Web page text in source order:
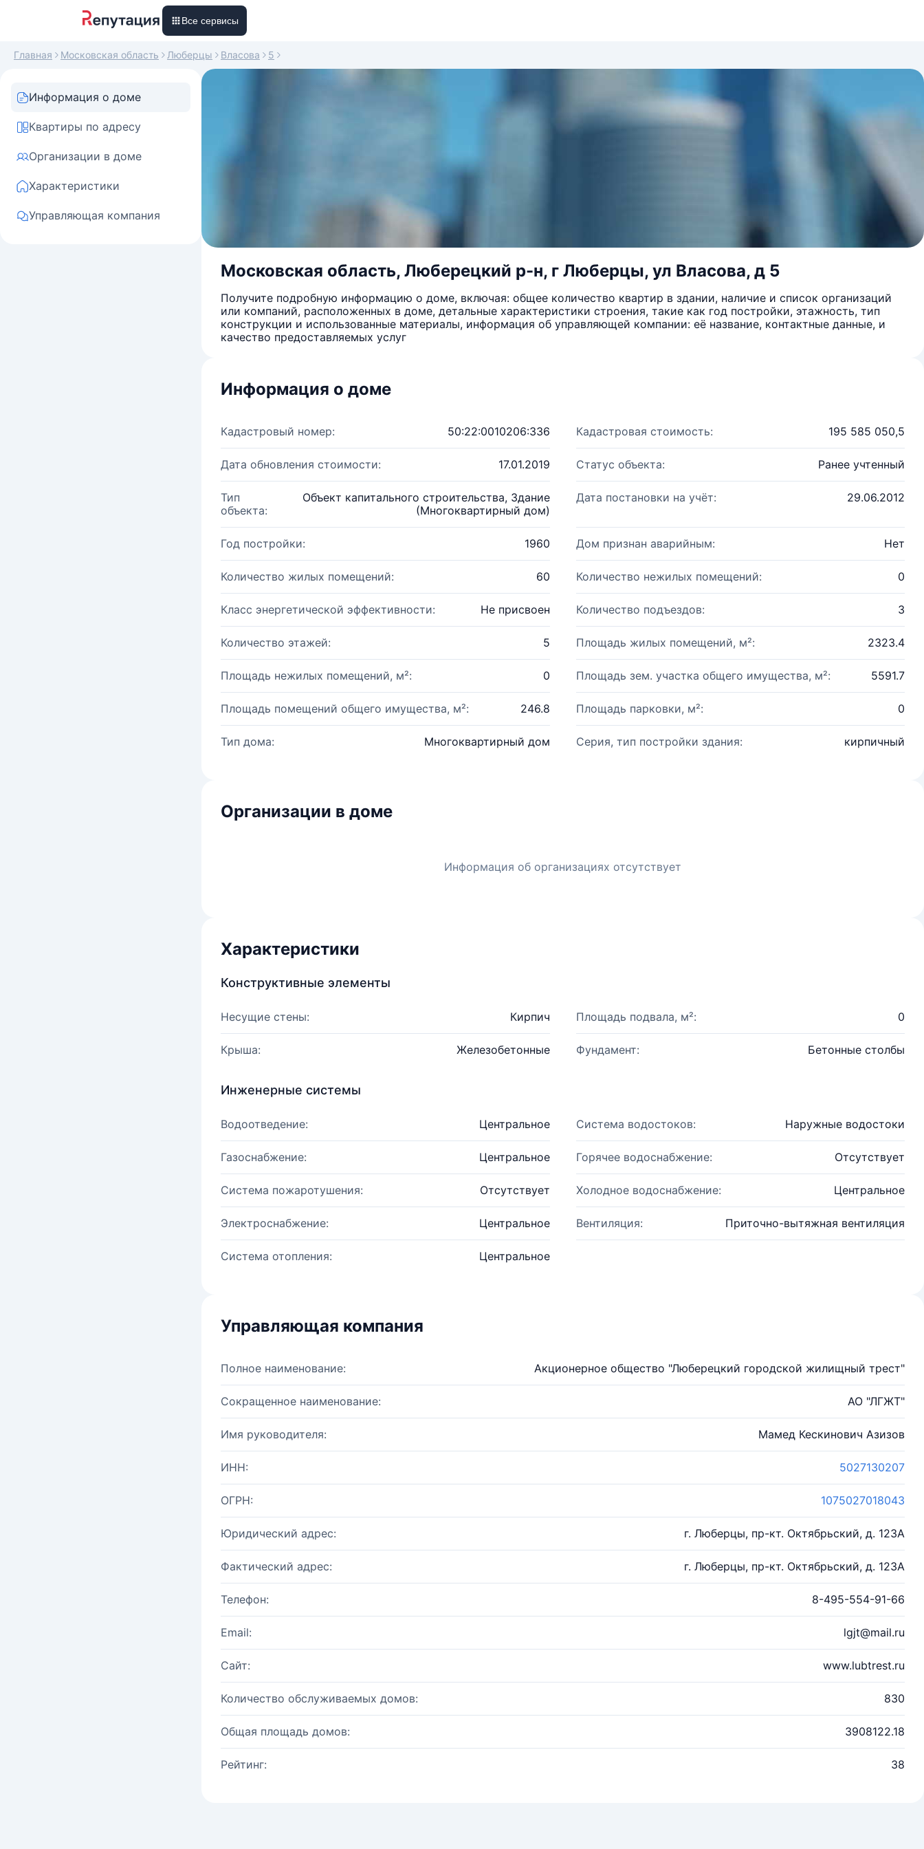
Все сервисы
Главная Московская область Люберцы Власова 5
Информация о доме
Квартиры по адресу
Организации в доме
Характеристики
Управляющая компания
Московская область, Люберецкий р-н, г Люберцы, ул Власова, д 5
Получите подробную информацию о доме, включая: общее количество квартир в здании, наличие и список организаций
или компаний, расположенных в доме, детальные характеристики строения, такие как год постройки, этажность, тип
конструкции и использованные материалы, информация об управляющей компании: её название, контактные данные, и
качество предоставляемых услуг
Информация о доме
Кадастровый номер: 50:22:0010206:336 Кадастровая стоимость: 195 585 050,5
Дата обновления стоимости: 17.01.2019 Статус объекта: Ранее учтенный
Тип
объекта:
Объект капитального строительства, Здание
(Многоквартирный дом)
Дата постановки на учёт: 29.06.2012
Год постройки: 1960 Дом признан аварийным: Нет
Количество жилых помещений: 60 Количество нежилых помещений: 0
Класс энергетической эффективности: Не присвоен Количество подъездов: 3
Количество этажей: 5 Площадь жилых помещений, м²: 2323.4
Площадь нежилых помещений, м²: 0 Площадь зем. участка общего имущества, м²: 5591.7
Площадь помещений общего имущества, м²: 246.8 Площадь парковки, м²: 0
Тип дома: Многоквартирный дом Серия, тип постройки здания: кирпичный
Организации в доме
Информация об организациях отсутствует
Характеристики
Конструктивные элементы
Несущие стены: Кирпич Площадь подвала, м²: 0
Крыша: Железобетонные Фундамент: Бетонные столбы
Инженерные системы
Водоотведение: Центральное Система водостоков: Наружные водостоки
Газоснабжение: Центральное Горячее водоснабжение: Отсутствует
Система пожаротушения: Отсутствует Холодное водоснабжение: Центральное
Электроснабжение: Центральное Вентиляция: Приточно-вытяжная вентиляция
Система отопления: Центральное
Управляющая компания
Полное наименование: Акционерное общество "Люберецкий городской жилищный трест"
Сокращенное наименование: АО "ЛГЖТ"
Имя руководителя: Мамед Кескинович Азизов
ИНН: 5027130207
ОГРН: 1075027018043
Юридический адрес: г. Люберцы, пр-кт. Октябрьский, д. 123А
Фактический адрес: г. Люберцы, пр-кт. Октябрьский, д. 123А
Телефон: 8-495-554-91-66
Email: lgjt@mail.ru
Сайт: www.lubtrest.ru
Количество обслуживаемых домов: 830
Общая площадь домов: 3908122.18
Рейтинг: 38